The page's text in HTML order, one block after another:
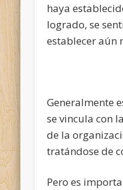
haya
logrado, se
establecer aún
Generalmente
se vincula con
de la
tratándose de
Pero es